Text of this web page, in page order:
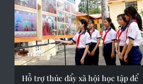
Hỗ trợ thúc đẩy xã hội học tập để